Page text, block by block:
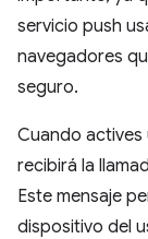
servicio push
navegadores
seguro.
Cuando actives
recibirá la
Este mensaje
dispositivo del